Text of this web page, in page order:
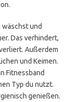
und
Das verhindert,
Außerdem
und Keimen.
Fitnessband
Typ du nutzt.
genießen.